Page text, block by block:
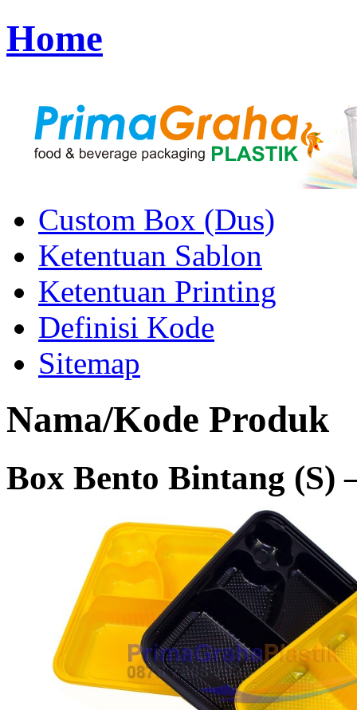
Home
Custom Box (Dus)
Ketentuan Sablon
Ketentuan Printing
Definisi Kode
Sitemap
Nama/Kode Produk
Box Bento Bintang (S)